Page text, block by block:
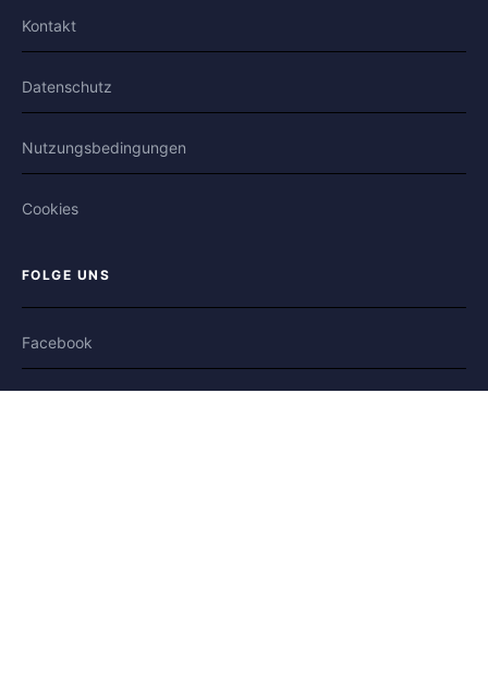
Kontakt
Datenschutz
Nutzungsbedingungen
Cookies
FOLGE UNS
Facebook